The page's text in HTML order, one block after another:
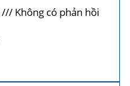
Không có phản hồi